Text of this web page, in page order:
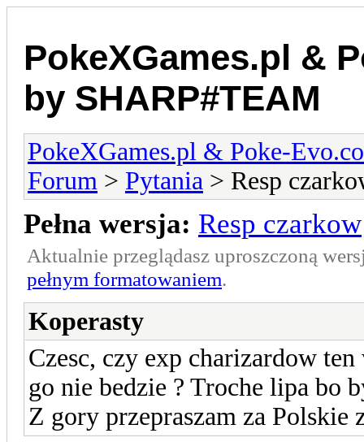
PokeXGames.pl &
by SHARP#TEAM
PokeXGames.pl & Poke-
Forum > Pytania > Resp
Pełna wersja: Resp czarkow
Aktualnie przeglądasz uproszczoną
pełnym formatowaniem.
Koperasty
Czesc, czy exp charizardow
go nie bedzie ? Troche lipa bo
Z gory przepraszam za